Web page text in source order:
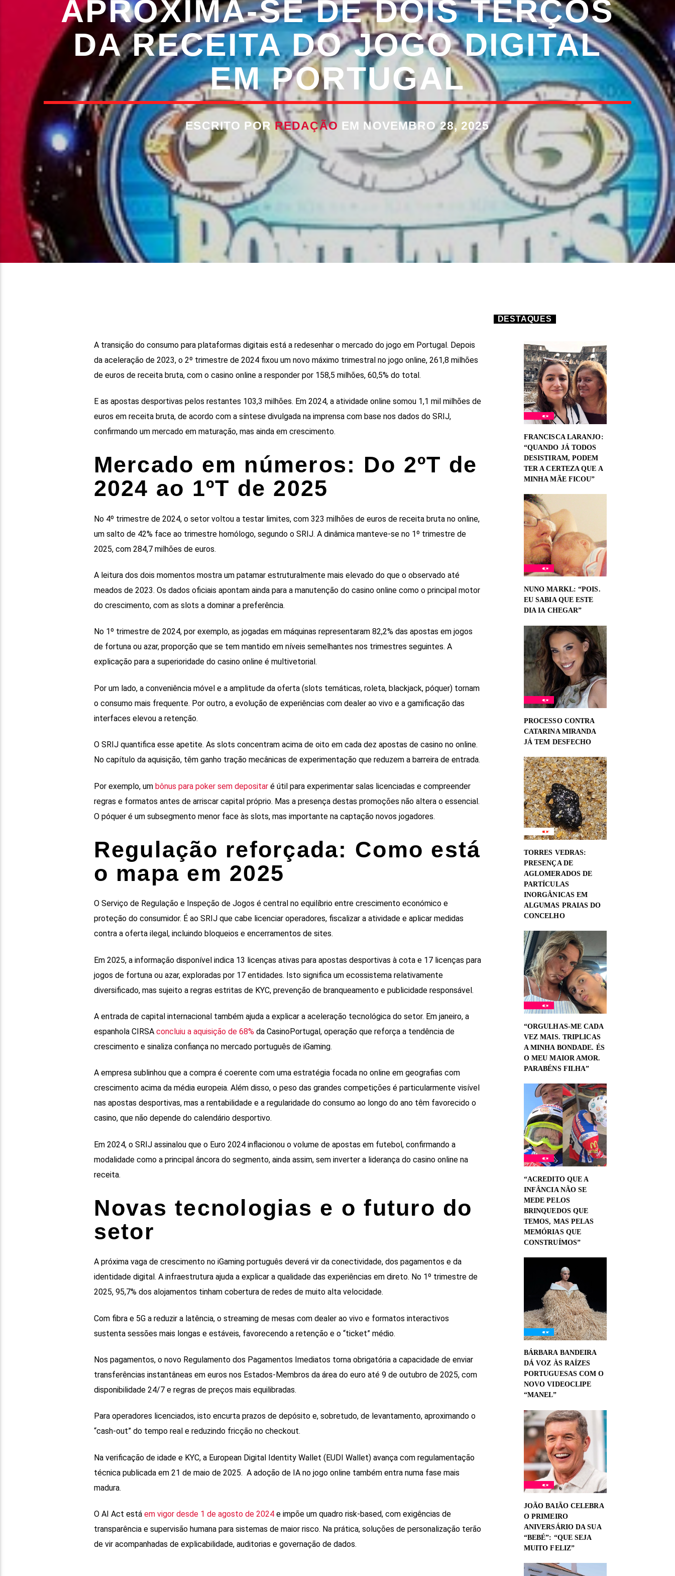
APROXIMA-SE DE DOIS TERÇOS
DA RECEITA DO JOGO DIGITAL
EM PORTUGAL
ESCRITO PORREDAÇÃO EM NOVEMBRO 28, 2025
A transição do consumo para plataformas digitais está a redesenhar o mercado do jogo em Portugal. Depois
da aceleração de 2023, o 2º trimestre de 2024 fixou um novo máximo trimestral no jogo online, 261,8 milhões
de euros de receita bruta, com o casino online a responder por 158,5 milhões, 60,5% do total.
E as apostas desportivas pelos restantes 103,3 milhões. Em 2024, a atividade online somou 1,1 mil milhões de
euros em receita bruta, de acordo com a síntese divulgada na imprensa com base nos dados do SRIJ,
confirmando um mercado em maturação, mas ainda em crescimento.
Mercado em números: Do 2ºT de
2024 ao 1ºT de 2025
No 4º trimestre de 2024, o setor voltou a testar limites, com 323 milhões de euros de receita bruta no online,
um salto de 42% face ao trimestre homólogo, segundo o SRIJ. A dinâmica manteve-se no 1º trimestre de
2025, com 284,7 milhões de euros.
A leitura dos dois momentos mostra um patamar estruturalmente mais elevado do que o observado até
meados de 2023. Os dados oficiais apontam ainda para a manutenção do casino online como o principal motor
do crescimento, com as slots a dominar a preferência.
No 1º trimestre de 2024, por exemplo, as jogadas em máquinas representaram 82,2% das apostas em jogos
de fortuna ou azar, proporção que se tem mantido em níveis semelhantes nos trimestres seguintes. A
explicação para a superioridade do casino online é multivetorial.
Por um lado, a conveniência móvel e a amplitude da oferta (slots temáticas, roleta, blackjack, póquer) tornam
o consumo mais frequente. Por outro, a evolução de experiências com dealer ao vivo e a gamificação das
interfaces elevou a retenção.
O SRIJ quantifica esse apetite. As slots concentram acima de oito em cada dez apostas de casino no online.
No capítulo da aquisição, têm ganho tração mecânicas de experimentação que reduzem a barreira de entrada.
Por exemplo, um bônus para poker sem depositaré útil para experimentar salas licenciadas e compreender
regras e formatos antes de arriscar capital próprio. Mas a presença destas promoções não altera o essencial.
O póquer é um subsegmento menor face às slots, mas importante na captação novos jogadores.
Regulação reforçada: Como está
o mapa em 2025
O Serviço de Regulação e Inspeção de Jogos é central no equilíbrio entre crescimento económico e
proteção do consumidor. É ao SRIJ que cabe licenciar operadores, fiscalizar a atividade e aplicar medidas
contra a oferta ilegal, incluindo bloqueios e encerramentos de sites.
Em 2025, a informação disponível indica 13 licenças ativas para apostas desportivas à cota e 17 licenças para
jogos de fortuna ou azar, exploradas por 17 entidades. Isto significa um ecossistema relativamente
diversificado, mas sujeito a regras estritas de KYC, prevenção de branqueamento e publicidade responsável.
A entrada de capital internacional também ajuda a explicar a aceleração tecnológica do setor. Em janeiro, a
espanhola CIRSA concluiu a aquisição de 68% da CasinoPortugal, operação que reforça a tendência de
crescimento e sinaliza confiança no mercado português de iGaming.
A empresa sublinhou que a compra é coerente com uma estratégia focada no online em geografias com
crescimento acima da média europeia. Além disso, o peso das grandes competições é particularmente visível
nas apostas desportivas, mas a rentabilidade e a regularidade do consumo ao longo do ano têm favorecido o
casino, que não depende do calendário desportivo.
Em 2024, o SRIJ assinalou que o Euro 2024 inflacionou o volume de apostas em futebol, confirmando a
modalidade como a principal âncora do segmento, ainda assim, sem inverter a liderança do casino online na
receita.
Novas tecnologias e o futuro do
setor
A próxima vaga de crescimento no iGaming português deverá vir da conectividade, dos pagamentos e da
identidade digital. A infraestrutura ajuda a explicar a qualidade das experiências em direto. No 1º trimestre de
2025, 95,7% dos alojamentos tinham cobertura de redes de muito alta velocidade.
Com fibra e 5G a reduzir a latência, o streaming de mesas com dealer ao vivo e formatos interactivos
sustenta sessões mais longas e estáveis, favorecendo a retenção e o “ticket” médio.
Nos pagamentos, o novo Regulamento dos Pagamentos Imediatos torna obrigatória a capacidade de enviar
transferências instantâneas em euros nos Estados-Membros da área do euro até 9 de outubro de 2025, com
disponibilidade 24/7 e regras de preços mais equilibradas.
Para operadores licenciados, isto encurta prazos de depósito e, sobretudo, de levantamento, aproximando o
“cash-out” do tempo real e reduzindo fricção no checkout.
Na verificação de idade e KYC, a European Digital Identity Wallet (EUDI Wallet) avança com regulamentação
técnica publicada em 21 de maio de 2025. A adoção de IA no jogo online também entra numa fase mais
madura.
O AI Act está em vigor desde 1 de agosto de 2024e impõe um quadro risk-based, com exigências de
transparência e supervisão humana para sistemas de maior risco. Na prática, soluções de personalização terão
de vir acompanhadas de explicabilidade, auditorias e governação de dados.
DESTAQUES
FRANCISCA LARANJO:
“QUANDO JÁ TODOS
DESISTIRAM, PODEM
TER A CERTEZA QUE A
MINHA MÃE FICOU”
NUNO MARKL: “POIS.
EU SABIA QUE ESTE
DIA IA CHEGAR”
PROCESSO CONTRA
CATARINA MIRANDA
JÁ TEM DESFECHO
TORRES VEDRAS:
PRESENÇA DE
AGLOMERADOS DE
PARTÍCULAS
INORGÂNICAS EM
ALGUMAS PRAIAS DO
CONCELHO
“ORGULHAS-ME CADA
VEZ MAIS. TRIPLICAS
A MINHA BONDADE. ÉS
O MEU MAIOR AMOR.
PARABÉNS FILHA”
“ACREDITO QUE A
INFÂNCIA NÃO SE
MEDE PELOS
BRINQUEDOS QUE
TEMOS, MAS PELAS
MEMÓRIAS QUE
CONSTRUÍMOS”
BÁRBARA BANDEIRA
DÁ VOZ ÀS RAÍZES
PORTUGUESAS COM O
NOVO VIDEOCLIPE
“MANEL”
JOÃO BAIÃO CELEBRA
O PRIMEIRO
ANIVERSÁRIO DA SUA
“BEBÉ”: “QUE SEJA
MUITO FELIZ”